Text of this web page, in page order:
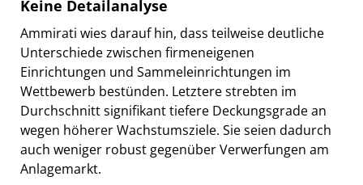
Keine Detailanalyse
Ammirati wies darauf hin, dass teilweise deutliche
Unterschiede zwischen firmeneigenen
Einrichtungen und Sammeleinrichtungen im
Wettbewerb bestünden. Letztere strebten im
Durchschnitt signifikant tiefere Deckungsgrade an
wegen höherer Wachstumsziele. Sie seien dadurch
auch weniger robust gegenüber Verwerfungen am
Anlagemarkt.